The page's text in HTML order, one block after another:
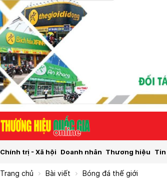
Chính trị - Xã hội Doanh nhân Thương hiệu
Trang chủ Bài viết Bóng đá thế giới